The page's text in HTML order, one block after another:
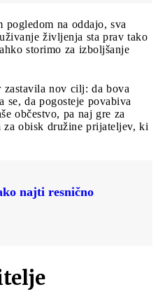
pogledom na oddajo, sva
življenja sta prav tako
storimo za izboljšanje
zastavila nov cilj: da bova
se, da pogosteje povabiva
občestvo, pa naj gre za
obisk družine prijateljev, ki
najti resnično